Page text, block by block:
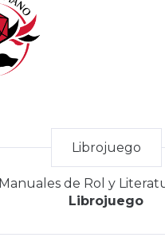
Librojuego
Manuales de Rol y
Librojuego